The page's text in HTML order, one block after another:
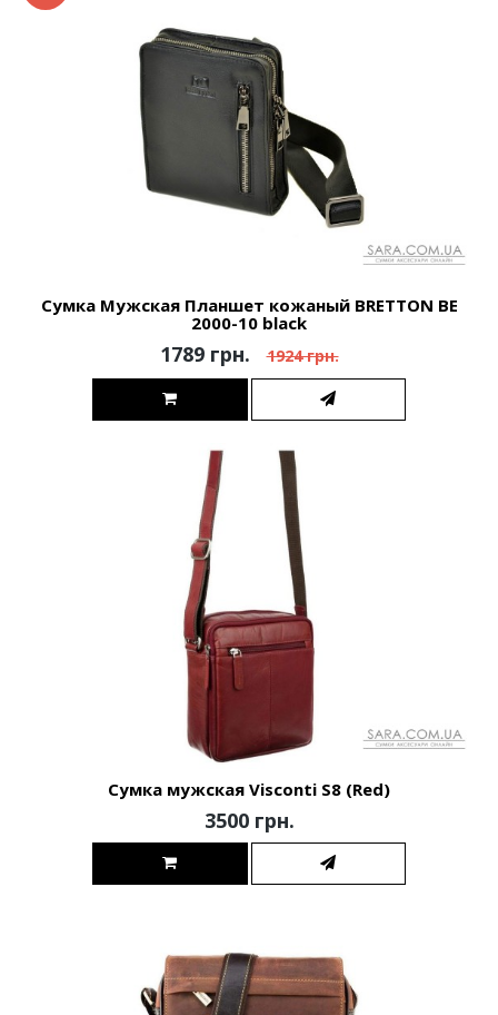
Сумка Мужская Планшет кожаный BRETTON BE
2000-10 black
1789 грн. 1924 грн.
Сумка мужская Visconti S8 (Red)
3500 грн.